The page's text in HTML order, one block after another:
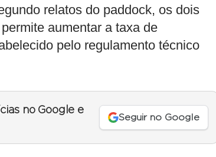
relatos do paddock, os dois
aumentar a taxa de
pelo regulamento técnico
no Google e
Seguir no Google